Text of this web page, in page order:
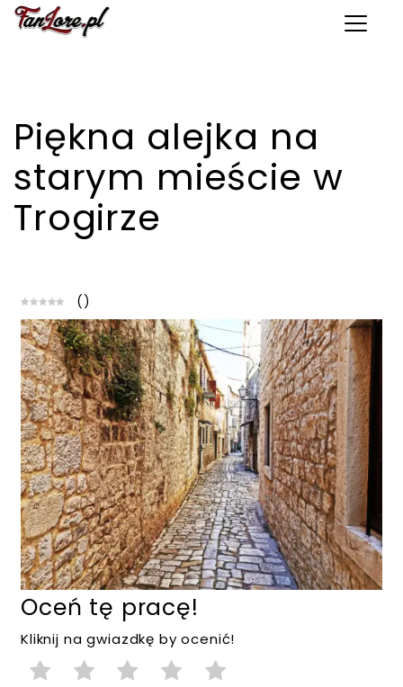
Toggle
Piękna alejka na
starym mieście w
Trogirze
()
Oceń tę pracę!
Kliknij na gwiazdkę by ocenić!